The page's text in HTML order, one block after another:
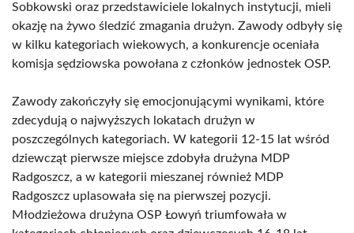
Sobkowski oraz przedstawiciele lokalnych instytucji, mieli
okazję na żywo śledzić zmagania drużyn. Zawody odbyły się
w kilku kategoriach wiekowych, a konkurencje oceniała
komisja sędziowska powołana z członków jednostek OSP.
Zawody zakończyły się emocjonującymi wynikami, które
zdecydują o najwyższych lokatach drużyn w
poszczególnych kategoriach. W kategorii 12-15 lat wśród
dziewcząt pierwsze miejsce zdobyła drużyna MDP
Radgoszcz, a w kategorii mieszanej również MDP
Radgoszcz uplasowała się na pierwszej pozycji.
Młodzieżowa drużyna OSP Łowyń triumfowała w